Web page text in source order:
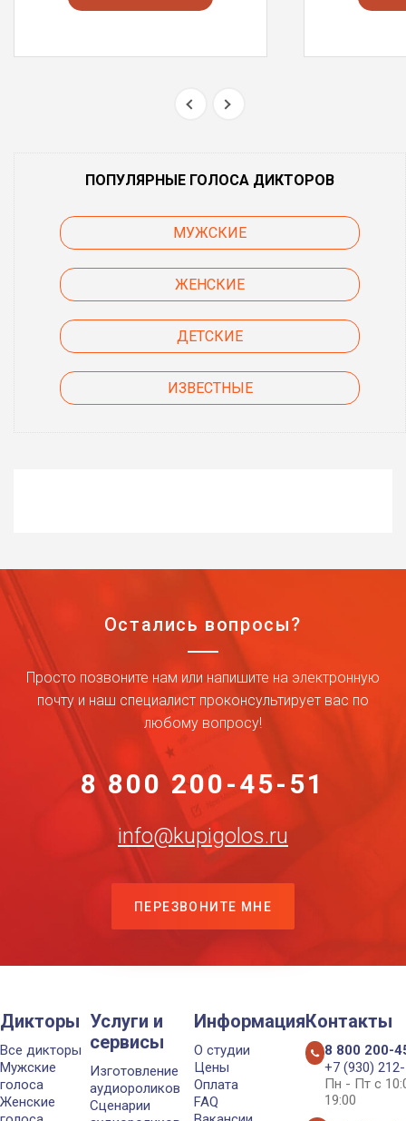
ПОПУЛЯРНЫЕ ГОЛОСА ДИКТОРОВ
МУЖСКИЕ
ЖЕНСКИЕ
ДЕТСКИЕ
ИЗВЕСТНЫЕ
Остались вопросы?
Просто позвоните нам или напишите на электронную
почту и наш специалист проконсультирует вас по
любому вопросу!
8 800 200-45-51
info@kupigolos.ru
ПЕРЕЗВОНИТЕ МНЕ
Дикторы
Все дикторы
Мужские
голоса
Женские
Услуги и
сервисы
Изготовление
аудиороликов
Сценарии
Информация
О студии
Цены
Оплата
FAQ
Контакты
8 800 200-
+7 (930)
Пн - Пт с
19:00